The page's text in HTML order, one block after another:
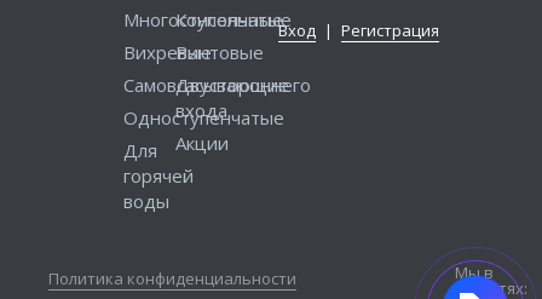
Вход | Регистрация
Многоступенчатые
Вихревые
Самовсасывающие
Одноступенчатые
Для
горячей
воды
Консольные
Винтовые
Двустороннего
входа
Акции
Политика конфиденциальности Мы в
соцсетях: